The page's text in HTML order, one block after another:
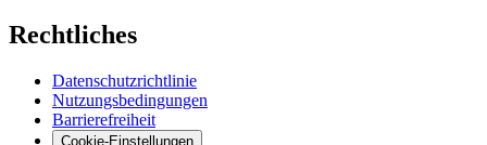
Rechtliches
Datenschutzrichtlinie
Nutzungsbedingungen
Barrierefreiheit
Cookie-Einstellungen